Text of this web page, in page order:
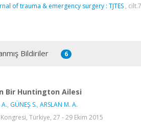
of trauma & emergency surgery : TJTES ,
Bildiriler 6
Bir Huntington Ailesi
, GÜNEŞ S., ARSLAN M. A.
Türkiye, 27 - 29 Ekim 2015